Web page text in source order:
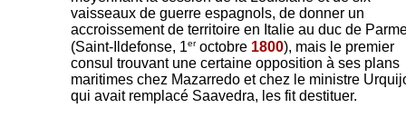
vaisseaux de guerre espagnols, de donner un
accroissement de territoire en Italie au duc de
(Saint-Ildefonse, 1eroctobre 1800), mais le premier
consul trouvant une certaine opposition à ses plans
maritimes chez Mazarredo et chez le ministre
qui avait remplacé Saavedra, les fit destituer.